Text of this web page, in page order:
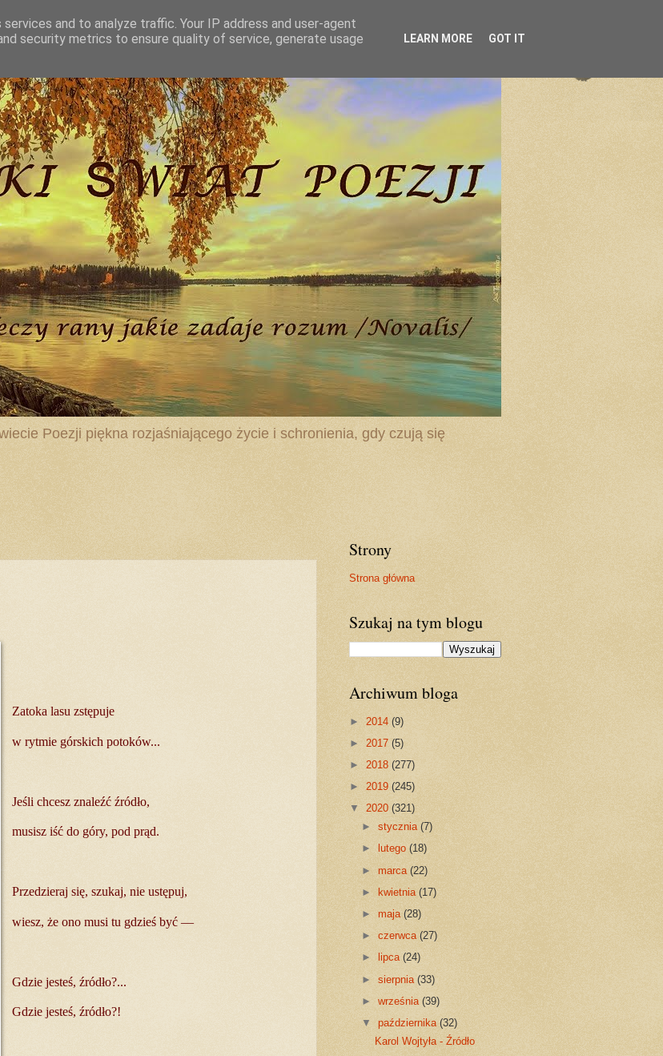
Poezji piękna rozjaśniającego życie i schronienia, gdy czują się
Zatoka lasu zstępuje
w rytmie górskich potoków...
Jeśli chcesz znaleźć źródło,
musisz iść do góry, pod prąd.
Przedzieraj się, szukaj, nie ustępuj,
wiesz, że ono musi tu gdzieś być —
Gdzie jesteś, źródło?...
Gdzie jesteś, źródło?!
Strony
Strona główna
Szukaj na tym blogu
Archiwum bloga
► 2014 (9)
► 2017 (5)
► 2018 (277)
► 2019 (245)
▼ 2020 (321)
►stycznia(7)
►
lutego(18)
►marca(22)
►
kwietnia(17)
► maja(28)
►czerwca(27)
►
lipca(24)
►sierpnia(33)
►września(39)
▼października(32)
Karol Wojtyła - Źródło
and to analyze traffic. Your IP address and user-agent
security metrics to ensure quality of service, generate usage
LEARN MORE GOT IT